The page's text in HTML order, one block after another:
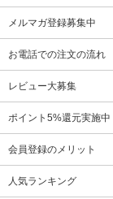
メルマガ登録募集中
お電話での注文の流れ
レビュー大募集
ポイント5%還元実施中
会員登録のメリット
人気ランキング